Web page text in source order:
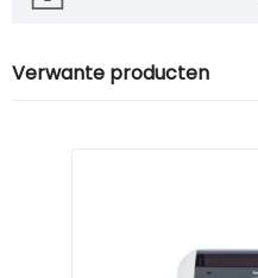
Verwante producten